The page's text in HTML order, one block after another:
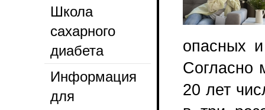
Школа
сахарного
диабета
Информация
для
опасных
Согласно
20 лет